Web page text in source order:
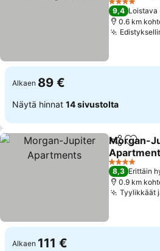
4 Tähtiluokitus
9,4 Loistava
0.6 km
Alkaen 89 €
Näytä hinnat 14 sivustolta
Jaa Lisää
Morgan-
4 Tähtiluokitus
8,3 Erittäin
0.9 km
Tyylikkäät
Alkaen 111 €